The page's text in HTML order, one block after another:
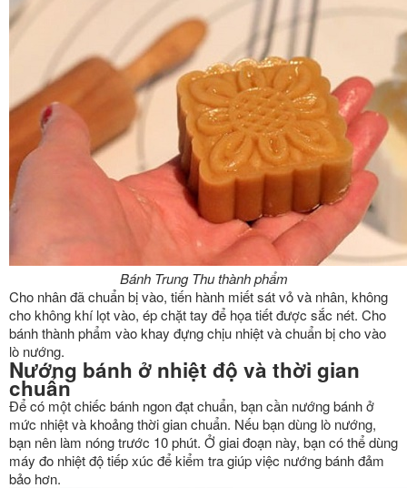
Bánh Trung Thu thành phẩm
Cho nhân đã chuẩn bị vào, tiến hành miết sát vỏ và nhân, không
cho không khí lọt vào, ép chặt tay để họa tiết được sắc nét. Cho
bánh thành phẩm vào khay đựng chịu nhiệt và chuẩn bị cho vào
lò nướng.
Nướng bánh ở nhiệt độ và thời gian
chuẩn
Để có một chiếc bánh ngon đạt chuẩn, bạn cần nướng bánh ở
mức nhiệt và khoảng thời gian chuẩn. Nếu bạn dùng lò nướng,
bạn nên làm nóng trước 10 phút. Ở giai đoạn này, bạn có thể dùng
máy đo nhiệt độ tiếp xúc để kiểm tra giúp việc nướng bánh đảm
bảo hơn.